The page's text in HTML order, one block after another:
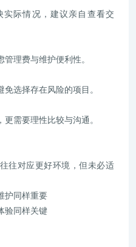
实际情况，建议亲自查看交
理费与维护便利性。
选择存在风险的项目。
需要理性比较与沟通。
往对应更好环境，但未必适
护同样重要
验同样关键